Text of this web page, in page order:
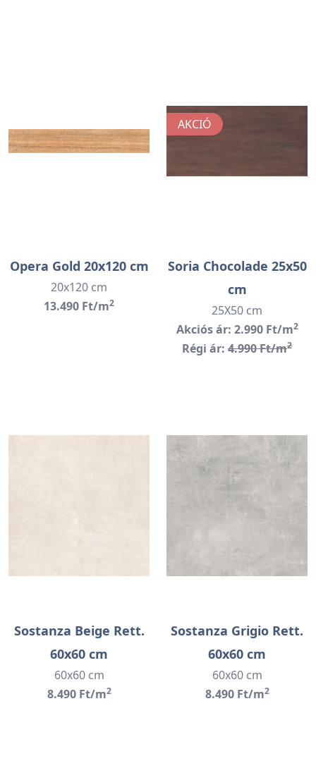
Opera Gold 20x120 cm
20x120 cm
13.490 Ft/m2
AKCIÓ
Soria Chocolade 25x50
cm
25X50 cm
Akciós ár: 2.990 Ft/m2
Régi ár: 4.990 Ft/m2
Sostanza Beige Rett.
60x60 cm
60x60 cm
8.490 Ft/m2
Sostanza Grigio Rett.
60x60 cm
60x60 cm
8.490 Ft/m2